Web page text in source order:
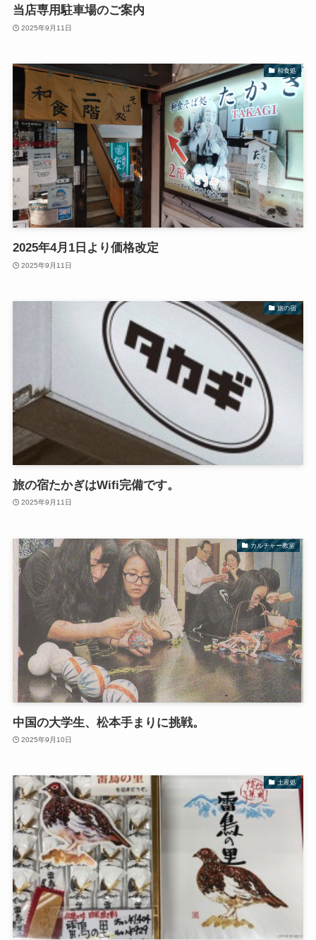
当店専用駐車場のご案内
2025年9月11日
和食処
2025年4月1日より価格改定
2025年9月11日
旅の宿
旅の宿たかぎはWifi完備です。
2025年9月11日
カルチャー教室
中国の大学生、松本手まりに挑戦。
2025年9月10日
土産処